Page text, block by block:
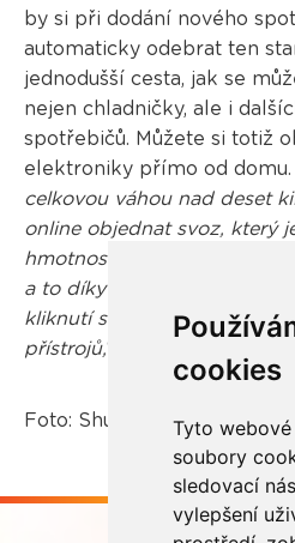
cookies
Tyto
soubory
sledovací
vylepšení
by si při dodání nového
automaticky odebrat ten
jednodušší cesta, jak se
nejen chladničky, ale i
spotřebičů. Můžete si totiž
elektroniky přímo od domu.
celkovou váhou nad deset
online objednat svoz, který
hmotnostních a
a to díky naší službě
kliknutí se můžete
přístrojů,“ uzavírá Petr
Foto: Shutterstock